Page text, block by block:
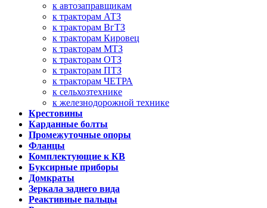
к автозаправщикам
к тракторам АТЗ
к тракторам ВгТЗ
к тракторам Кировец
к тракторам МТЗ
к тракторам ОТЗ
к тракторам ПТЗ
к тракторам ЧЕТРА
к сельхозтехнике
к железнодорожной технике
Крестовины
Карданные болты
Промежуточные опоры
Фланцы
Комплектующие к КВ
Буксирные приборы
Домкраты
Зеркала заднего вида
Реактивные пальцы